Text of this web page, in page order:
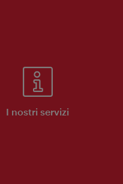
I nostri servizi